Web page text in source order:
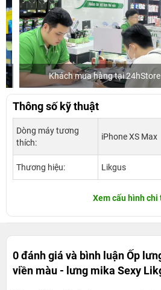
Khách mua hàng tại 24hStore
Thông số kỹ thuật
Dòng máy tương
thích:
iPhone XS Max
Thương hiệu: Likgus
Xem cấu hình chi
0 đánh giá và bình luậnỐp
viền màu - lưng mika Sexy